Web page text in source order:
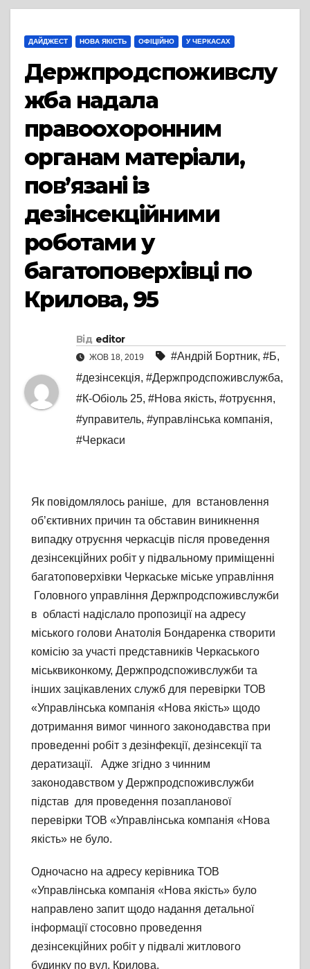
ДАЙДЖЕСТ НОВА ЯКІСТЬ ОФІЦІЙНО У ЧЕРКАСАХ
Держпродспоживслу
жба надала
правоохоронним
органам матеріали,
пов’язані із
дезінсекційними
роботами у
багатоповерхівці по
Крилова, 95
Від editor
ЖОВ 18, 2019 #Андрій Бортник, #Б,
#дезінсекція, #Держпродспоживслужба,
#К-Обіоль 25, #Нова якість, #отруєння,
#управитель, #управлінська компанія,
#Черкаси
Як повідомлялось раніше, для встановлення
об’єктивних причин та обставин виникнення
випадку отруєння черкасців після проведення
дезінсекційних робіт у підвальному приміщенні
багатоповерхівки Черкаське міське управління
Головного управління Держпродспоживслужби
в області надіслало пропозиції на адресу
міського голови Анатолія Бондаренка створити
комісію за участі представників Черкаського
міськвиконкому, Держпродспоживслужби та
інших зацікавлених служб для перевірки ТОВ
«Управлінська компанія «Нова якість» щодо
дотримання вимог чинного законодавства при
проведенні робіт з дезінфекції, дезінсекції та
дератизації. Адже згідно з чинним
законодавством у Держпродспоживслужби
підстав для проведення позапланової
перевірки ТОВ «Управлінська компанія «Нова
якість» не було.
Одночасно на адресу керівника ТОВ
«Управлінська компанія «Нова якість» було
направлено запит щодо надання детальної
інформації стосовно проведення
дезінсекційних робіт у підвалі житлового
будинку по вул. Крилова.